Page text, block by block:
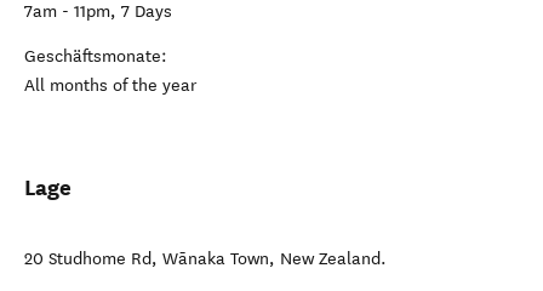
7am - 11pm, 7 Days
Geschäftsmonate:
All months of the year
Lage
20 Studhome Rd, Wānaka Town, New Zealand.